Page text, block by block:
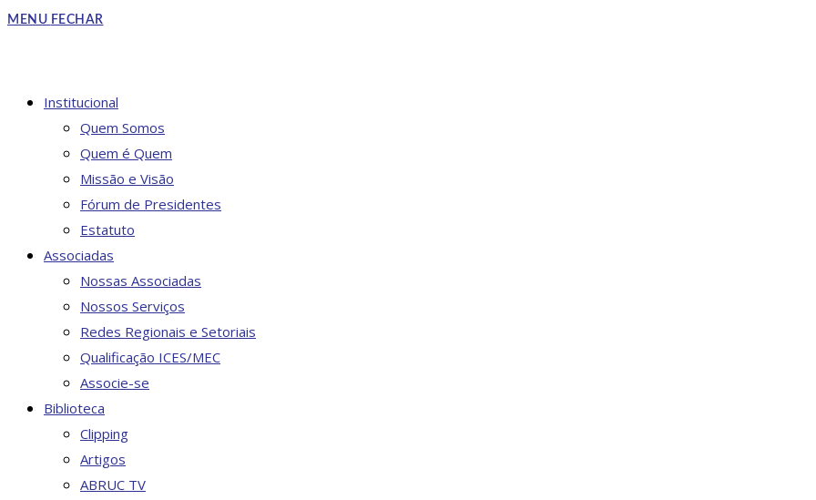
MENU FECHAR
Institucional
Quem Somos
Quem é Quem
Missão e Visão
Fórum de Presidentes
Estatuto
Associadas
Nossas Associadas
Nossos Serviços
Redes Regionais e Setoriais
Qualificação ICES/MEC
Associe-se
Biblioteca
Clipping
Artigos
ABRUC TV